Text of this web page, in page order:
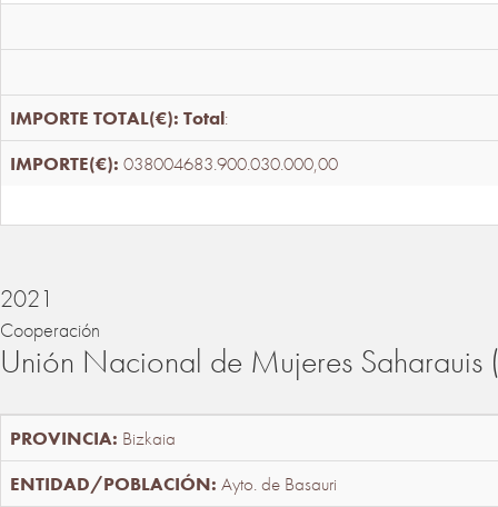
Total:
038004683.900.030.000,00
2021
Cooperación
Unión Nacional de Mujeres
Bizkaia
Ayto. de Basauri